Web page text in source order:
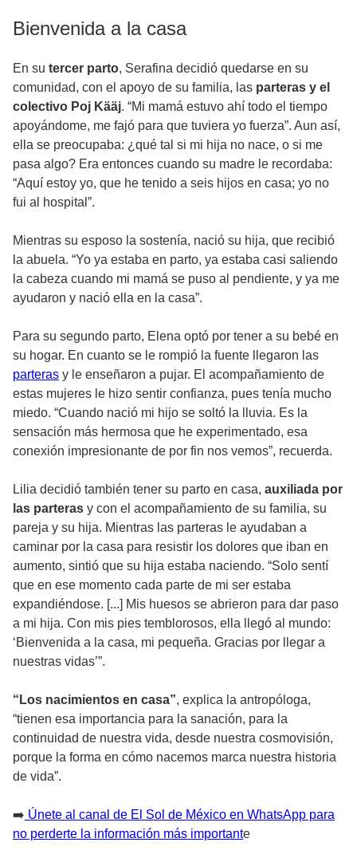
Bienvenida a la casa
En su tercer parto, Serafina decidió quedarse en su
comunidad, con el apoyo de su familia, las parteras y el
colectivo Poj Kääj. “Mi mamá estuvo ahí todo el tiempo
apoyándome, me fajó para que tuviera yo fuerza”. Aun así,
ella se preocupaba: ¿qué tal si mi hija no nace, o si me
pasa algo? Era entonces cuando su madre le recordaba:
“Aquí estoy yo, que he tenido a seis hijos en casa; yo no
fui al hospital”.
Mientras su esposo la sostenía, nació su hija, que recibió
la abuela. “Yo ya estaba en parto, ya estaba casi saliendo
la cabeza cuando mi mamá se puso al pendiente, y ya me
ayudaron y nació ella en la casa”.
Para su segundo parto, Elena optó por tener a su bebé en
su hogar. En cuanto se le rompió la fuente llegaron las
parteras y le enseñaron a pujar. El acompañamiento de
estas mujeres le hizo sentir confianza, pues tenía mucho
miedo. “Cuando nació mi hijo se soltó la lluvia. Es la
sensación más hermosa que he experimentado, esa
conexión impresionante de por fin nos vemos”, recuerda.
Lilia decidió también tener su parto en casa, auxiliada por
las parteras y con el acompañamiento de su familia, su
pareja y su hija. Mientras las parteras le ayudaban a
caminar por la casa para resistir los dolores que iban en
aumento, sintió que su hija estaba naciendo. “Solo sentí
que en ese momento cada parte de mi ser estaba
expandiéndose. [...] Mis huesos se abrieron para dar paso
a mi hija. Con mis pies temblorosos, ella llegó al mundo:
‘Bienvenida a la casa, mi pequeña. Gracias por llegar a
nuestras vidas’”.
“Los nacimientos en casa”, explica la antropóloga,
“tienen esa importancia para la sanación, para la
continuidad de nuestra vida, desde nuestra cosmovisión,
porque la forma en cómo nacemos marca nuestra historia
de vida”.
➡️ Únete al canal de El Sol de México en WhatsApp para
no perderte la información más importante